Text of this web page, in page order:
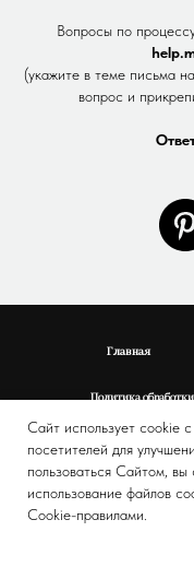
Сайт использует cookie
посетителей для
пользоваться Сайтом, вы
использование файлов
Cookie-правилами.
Вопросы по
(укажите в теме письма
вопрос и
Главная
Политика